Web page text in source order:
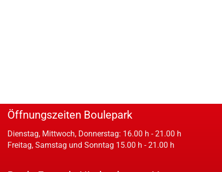
Öffnungszeiten Boulepark
Dienstag, Mittwoch, Donnerstag: 16.00 h - 21.00 h
Freitag, Samstag und Sonntag 15.00 h - 21.00 h